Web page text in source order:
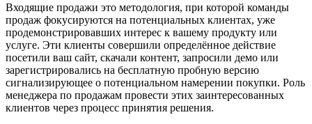
Входящие продажи это методология, при которой команды
продаж фокусируются на потенциальных клиентах, уже
продемонстрировавших интерес к вашему продукту или
услуге. Эти клиенты совершили определённое действие
посетили ваш сайт, скачали контент, запросили демо или
зарегистрировались на бесплатную пробную версию
сигнализирующее о потенциальном намерении покупки. Роль
менеджера по продажам провести этих заинтересованных
клиентов через процесс принятия решения.